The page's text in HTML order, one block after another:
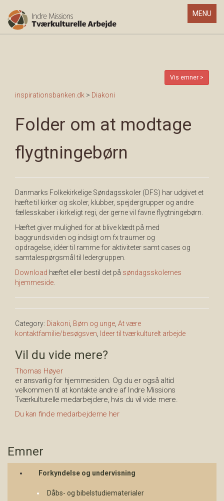
Toggle
MENU
Emner
Forkyndelse og undervisning
Dåbs- og bibelstudiematerialer
Vis emner >
inspirationsbanken.dk > Diakoni
Folder om at modtage
flygtningebørn
Danmarks Folkekirkelige Søndagsskoler (DFS) har udgivet et
hæfte til kirker og skoler, klubber, spejdergrupper og andre
fællesskaber i kirkeligt regi, der gerne vil favne flygtningebørn.
Hæftet giver mulighed for at blive klædt på med
baggrundsviden og indsigt om fx traumer og
opdragelse, idéer til ramme for aktiviteter samt cases og
samtalespørgsmål til ledergruppen.
Download hæftet eller bestil det på søndagsskolernes
hjemmeside
Category: Diakoni Børn og unge At være
kontaktfamilie/besøgsven
Ideer til tværkulturelt arbejde
Vil du vide mere?
Thomas Høyer
er ansvarlig for hjemmesiden. Og du er også altid
velkommen til at kontakte andre af Indre Missions
Tværkulturelle medarbejdere, hvis du vil vide mere.
Du kan finde medarbejderne her